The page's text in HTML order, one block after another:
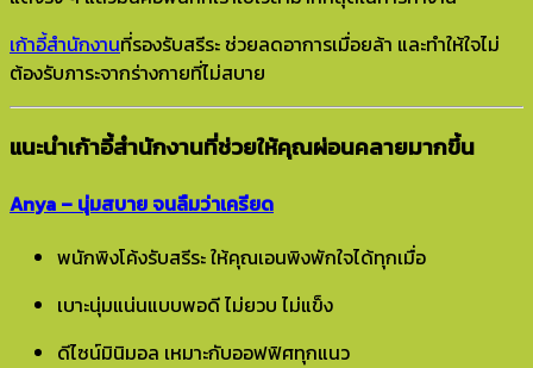
เก้าอี้สำนักงานที่รองรับสรีระ ช่วยลดอาการเมื่อยล้า และทำให้ใจไม่
ต้องรับภาระจากร่างกายที่ไม่สบาย
แนะนำเก้าอี้สำนักงานที่ช่วยให้คุณผ่อนคลายมากขึ้น
Anya – นุ่มสบาย จนลืมว่าเครียด
พนักพิงโค้งรับสรีระ ให้คุณเอนพิงพักใจได้ทุกเมื่อ
เบาะนุ่มแน่นแบบพอดี ไม่ยวบ ไม่แข็ง
ดีไซน์มินิมอล เหมาะกับออฟฟิศทุกแนว